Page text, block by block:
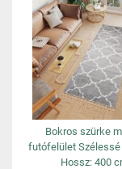
Bokros szürke
futófelület Szélessé
Hossz: 400